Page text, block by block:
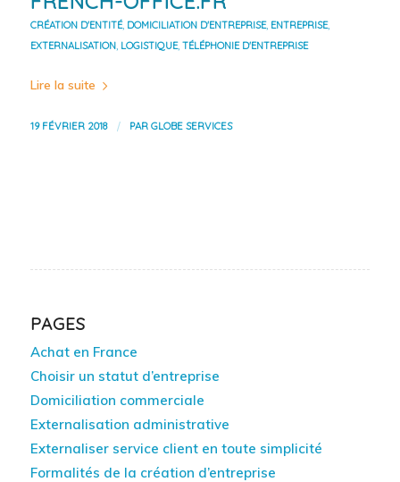
CRÉATION D'ENTITÉ, DOMICILIATION D'ENTREPRISE, ENTREPRISE,
EXTERNALISATION, LOGISTIQUE, TÉLÉPHONIE D'ENTREPRISE
Lire la suite
19 FÉVRIER 2018 / PAR GLOBE SERVICES
PAGES
Achat en France
Choisir un statut d’entreprise
Domiciliation commerciale
Externalisation administrative
Externaliser service client en toute simplicité
Formalités de la création d’entreprise